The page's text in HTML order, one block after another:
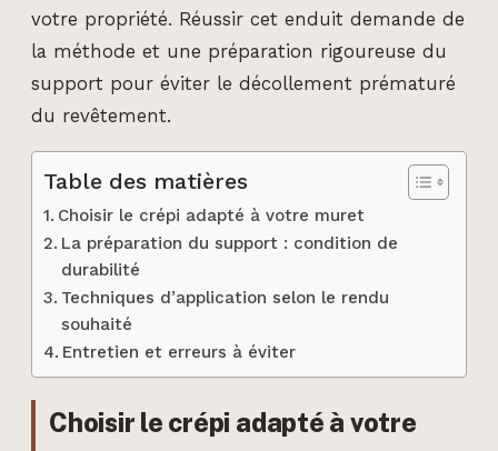
votre propriété. Réussir cet enduit demande de
la méthode et une préparation rigoureuse du
support pour éviter le décollement prématuré
du revêtement.
Table des matières
Choisir le crépi adapté à votre muret
La préparation du support : condition de
durabilité
Techniques d’application selon le rendu
souhaité
Entretien et erreurs à éviter
Choisir le crépi adapté à votre